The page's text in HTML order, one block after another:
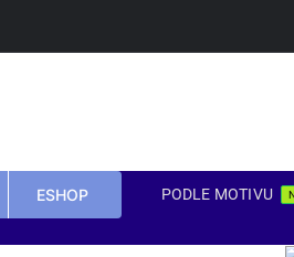
ESHOP PODLE MOTIVU